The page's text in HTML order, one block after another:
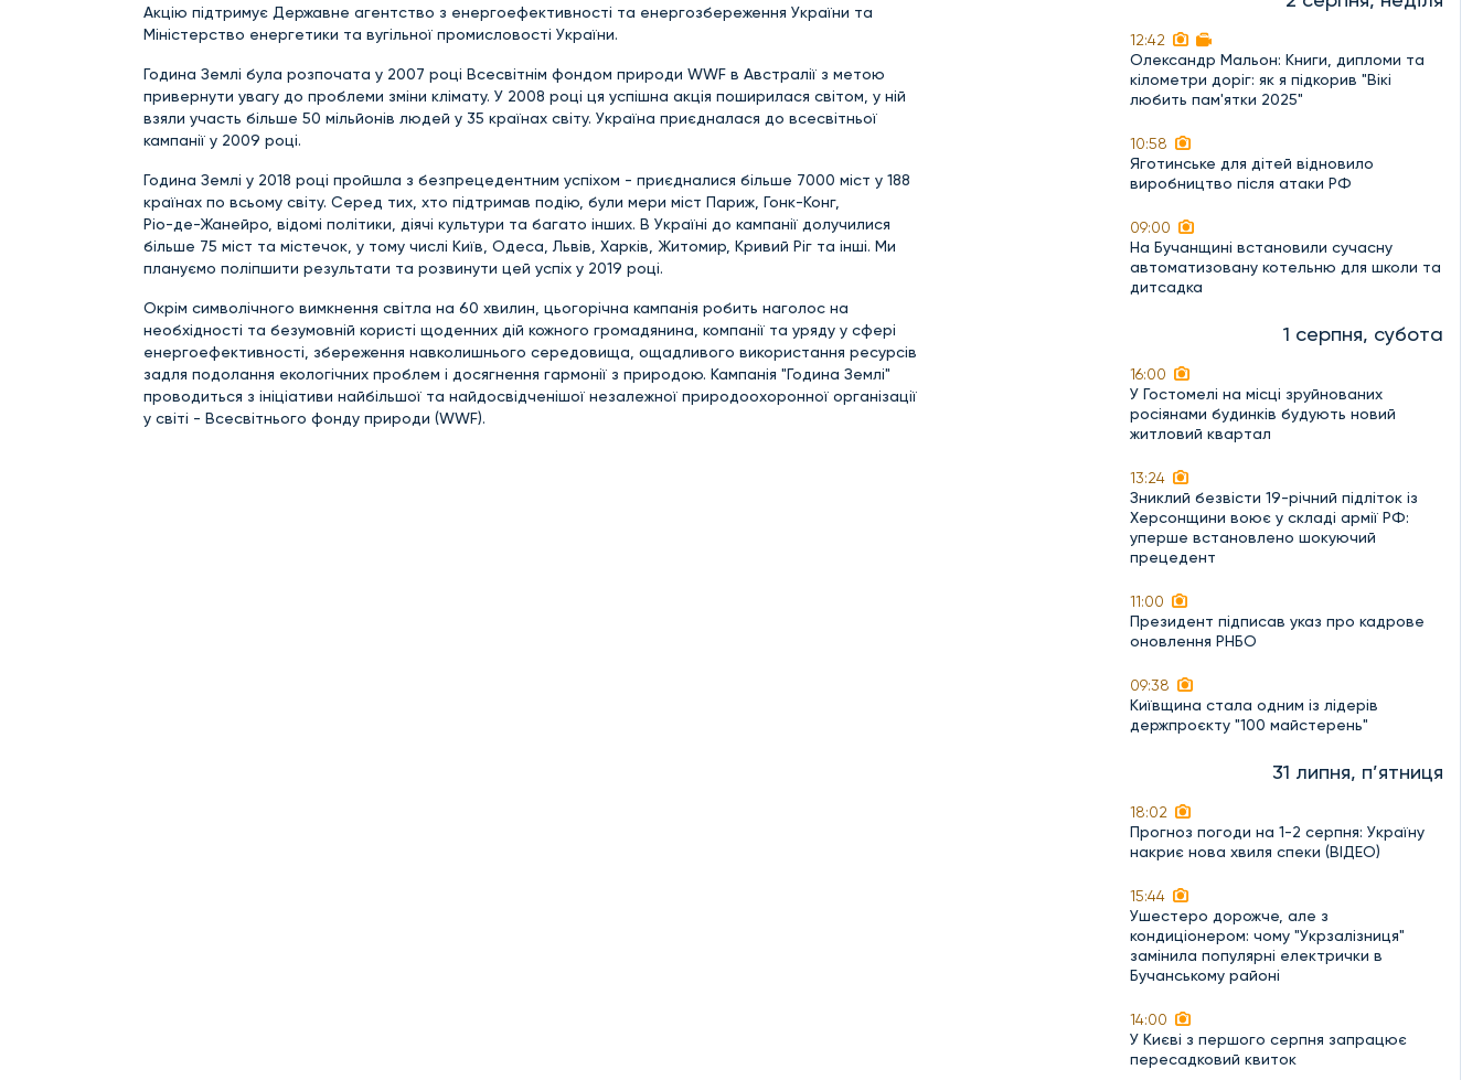
Акцію підтримує Державне агентство з енергоефективності та енергозбереження України та
Міністерство енергетики та вугільної промисловості України.
Година Землі була розпочата у 2007 році Всесвітнім фондом природи WWF в Австралії з метою
привернути увагу до проблеми зміни клімату. У 2008 році ця успішна акція поширилася світом, у ній
взяли участь більше 50 мільйонів людей у 35 країнах світу. Україна приєдналася до всесвітньої
кампанії у 2009 році.
Година Землі у 2018 році пройшла з безпрецедентним успіхом - приєдналися більше 7000 міст у 188
країнах по всьому світу. Серед тих, хто підтримав подію, були мери міст Париж, Гонк-Конг,
Ріо-де-Жанейро, відомі політики, діячі культури та багато інших. В Україні до кампанії долучилися
більше 75 міст та містечок, у тому числі Київ, Одеса, Львів, Харків, Житомир, Кривий Ріг та інші. Ми
плануємо поліпшити результати та розвинути цей успіх у 2019 році.
Окрім символічного вимкнення світла на 60 хвилин, цьогорічна кампанія робить наголос на
необхідності та безумовній користі щоденних дій кожного громадянина, компанії та уряду у сфері
енергоефективності, збереження навколишнього середовища, ощадливого використання ресурсів
задля подолання екологічних проблем і досягнення гармонії з природою. Кампанія "Година Землі"
проводиться з ініціативи найбільшої та найдосвідченішої незалежної природоохоронної організації
у світі - Всесвітнього фонду природи (WWF).
12:42
Олександр Мальон: Книги, дипломи та
кілометри доріг: як я підкорив "Вікі
любить пам'ятки 2025"
10:58
Яготинське для дітей відновило
виробництво після атаки РФ
09:00
На Бучанщині встановили сучасну
автоматизовану котельню для школи та
дитсадка
1 серпня, субота
16:00
У Гостомелі на місці зруйнованих
росіянами будинків будують новий
житловий квартал
13:24
Зниклий безвісти 19-річний підліток із
Херсонщини воює у складі армії РФ:
уперше встановлено шокуючий
прецедент
11:00
Президент підписав указ про кадрове
оновлення РНБО
09:38
Київщина стала одним із лідерів
держпроєкту "100 майстерень"
31 липня, п’ятниця
18:02
Прогноз погоди на 1-2 серпня: Україну
накриє нова хвиля спеки (ВІДЕО)
15:44
Ушестеро дорожче, але з
кондиціонером: чому "Укрзалізниця"
замінила популярні електрички в
Бучанському районі
14:00
У Києві з першого серпня запрацює
пересадковий квиток